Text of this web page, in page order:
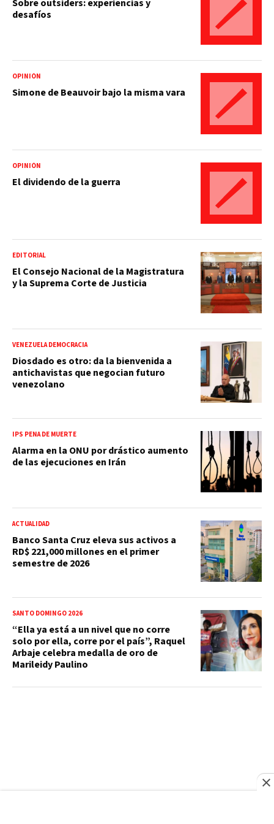
Sobre outsiders: experiencias y
desafíos
OPINIÓN
Simone de Beauvoir bajo la misma vara
OPINIÓN
El dividendo de la guerra
EDITORIAL
El Consejo Nacional de la Magistratura
y la Suprema Corte de Justicia
VENEZUELA DEMOCRACIA
Diosdado es otro: da la bienvenida a
antichavistas que negocian futuro
venezolano
IPS PENA DE MUERTE
Alarma en la ONU por drástico aumento
de las ejecuciones en Irán
ACTUALIDAD
Banco Santa Cruz eleva sus activos a
RD$ 221,000 millones en el primer
semestre de 2026
SANTO DOMINGO 2026
“Ella ya está a un nivel que no corre
solo por ella, corre por el país”, Raquel
Arbaje celebra medalla de oro de
Marileidy Paulino